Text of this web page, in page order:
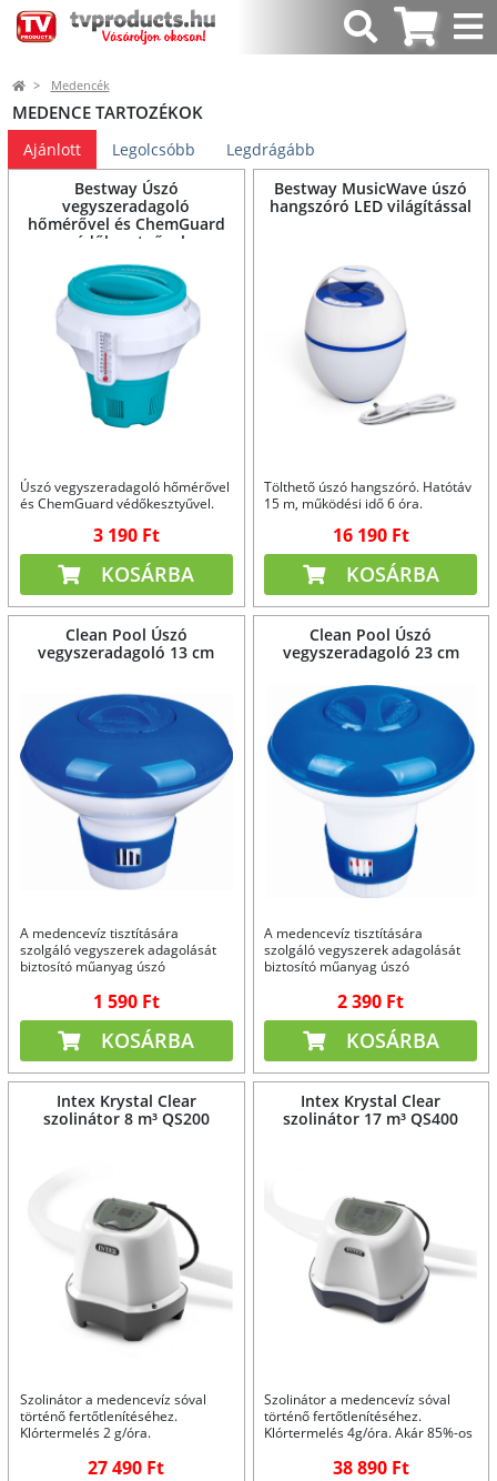
Medencék
MEDENCE TARTOZÉKOK
Ajánlott Legolcsóbb
Legdrágább
Bestway Úszó
vegyszeradagoló
hőmérővel és ChemGuard
védőkesztyűvel
Úszó vegyszeradagoló hőmérővel
és ChemGuard védőkesztyűvel.
3 190 Ft
KOSÁRBA
Bestway MusicWave úszó
hangszóró LED világítással
Tölthető úszó hangszóró. Hatótáv
15 m, működési idő 6 óra.
16 190 Ft
KOSÁRBA
Clean Pool Úszó
vegyszeradagoló 13 cm
A medencevíz tisztítására
szolgáló vegyszerek adagolását
biztosító műanyag úszó
1 590 Ft
KOSÁRBA
Clean Pool Úszó
vegyszeradagoló 23 cm
A medencevíz tisztítására
szolgáló vegyszerek adagolását
biztosító műanyag úszó
2 390 Ft
KOSÁRBA
Intex Krystal Clear
szolinátor 8 m³ QS200
Szolinátor a medencevíz sóval
történő fertőtlenítéséhez.
Klórtermelés 2 g/óra.
27 490 Ft
Intex Krystal Clear
szolinátor 17 m³ QS400
Szolinátor a medencevíz sóval
történő fertőtlenítéséhez.
Klórtermelés 4g/óra. Akár 85%-os
vegyszerek árából.
38 890 Ft